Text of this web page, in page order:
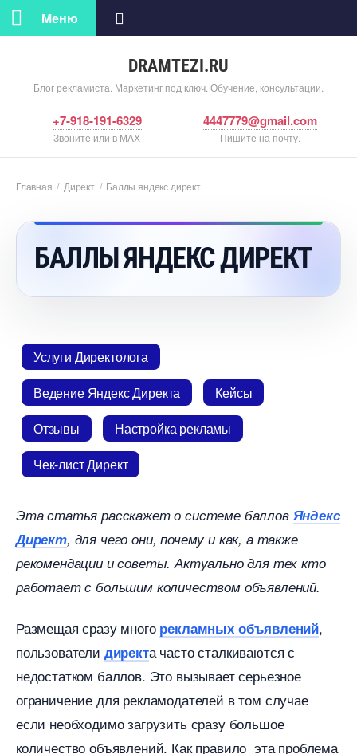
DRAMTEZI.RU
Блог рекламиста. Маркетинг под ключ. Обучение, консультации.
Меню
+7-918-191-6329
Звоните или в MAX
4447779@gmail.com
Пишите на почту.
Главная / Директ / Баллы яндекс директ
БАЛЛЫ ЯНДЕКС ДИРЕКТ
Услуги Директолога
едение Яндекс Директа
Кейсы
Отзывы
Настройка рекламы
Чек-лист Директ
Эта статья расскажет о системе балло Яндекс
Директ, для чего они, почему и как, а также
рекомендации и советы. Актуально для тех кто
работает с большим количеством объявлений.
Размещая сразу много рекламных объявлений,
пользователи директа часто сталкиваются с
недостатком баллов. Это вызывает серьезное
ограничение для рекламодателей в том случае
если необходимо загрузить сразу большое
количество объявлений. Как правило эта проблема